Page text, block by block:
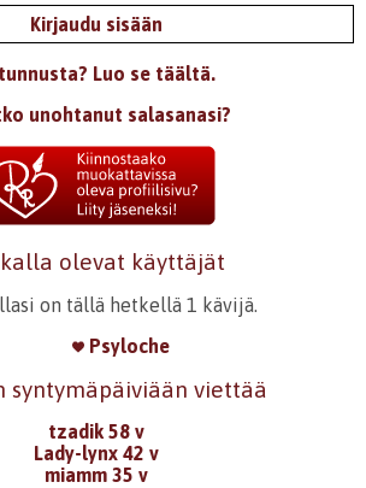
Kirjaudu sisään
Luo se täältä.
unohtanut salasanasi?
olevat käyttäjät
on tällä hetkellä 1 kävijä.
Psyloche
syntymäpäiviään viettää
tzadik 58 v
Lady-lynx 42 v
miamm 35 v